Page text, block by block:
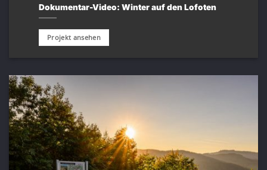
Dokumentar-Video: Winter auf den Lofoten
Projekt ansehen